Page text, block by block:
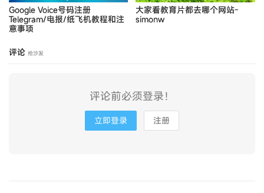
Google Voice号码注册
Telegram/电报/纸飞机教程和注
意事项
大家看教育片都去哪个网站-
simonw
评论 抢沙发
评论前必须登录！
立即登录 注册